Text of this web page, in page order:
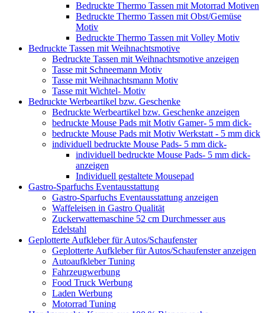
Bedruckte Thermo Tassen mit Motorrad Motiven
Bedruckte Thermo Tassen mit Obst/Gemüse
Motiv
Bedruckte Thermo Tassen mit Volley Motiv
Bedruckte Tassen mit Weihnachtsmotive
Bedruckte Tassen mit Weihnachtsmotive anzeigen
Tasse mit Schneemann Motiv
Tasse mit Weihnachtsmann Motiv
Tasse mit Wichtel- Motiv
Bedruckte Werbeartikel bzw. Geschenke
Bedruckte Werbeartikel bzw. Geschenke anzeigen
bedruckte Mouse Pads mit Motiv Gamer- 5 mm dick-
bedruckte Mouse Pads mit Motiv Werkstatt - 5 mm dick
individuell bedruckte Mouse Pads- 5 mm dick-
individuell bedruckte Mouse Pads- 5 mm dick-
anzeigen
Individuell gestaltete Mousepad
Gastro-Sparfuchs Eventausstattung
Gastro-Sparfuchs Eventausstattung anzeigen
Waffeleisen in Gastro Qualität
Zuckerwattemaschine 52 cm Durchmesser aus
Edelstahl
Geplotterte Aufkleber für Autos/Schaufenster
Geplotterte Aufkleber für Autos/Schaufenster anzeigen
Autoaufkleber Tuning
Fahrzeugwerbung
Food Truck Werbung
Laden Werbung
Motorrad Tuning